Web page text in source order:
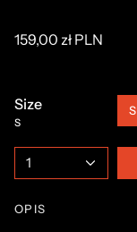
159,00 zł PLN
Size
S
S
1
OPIS